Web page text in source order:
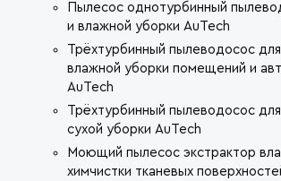
Пылесос однотурбинный
и влажной уборки AuTech
Трёхтурбинный пылеводосос для
влажной уборки помещений и
AuTech
Трёхтурбинный пылеводосос
сухой уборки AuTech
Моющий пылесос экстрактор
химчистки тканевых